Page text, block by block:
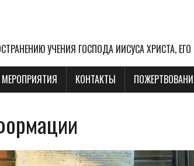
УЧЕНИЯ ГОСПОДА ИИСУСА ХРИСТА,
МЕРОПРИЯТИЯ КОНТАКТЫ